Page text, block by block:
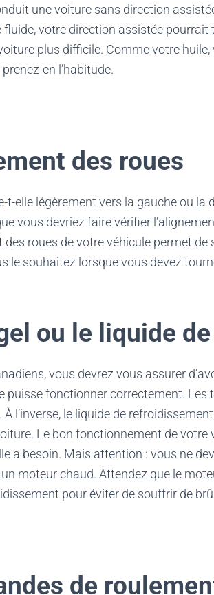
une voiture sans direction
votre direction assistée pourrait
plus difficile. Comme votre
en l’habitude.
des roues
t-elle légèrement vers la gauche ou la
vous devriez faire vérifier
des roues de votre véhicule permet
le souhaitez lorsque vous devez
ou le liquide
vous devrez vous assurer
puisse fonctionner correctement.
l’inverse, le liquide de
Le bon fonctionnement de votre
a besoin. Mais attention : vous ne
moteur chaud. Attendez que le
pour éviter de souffrir de
de